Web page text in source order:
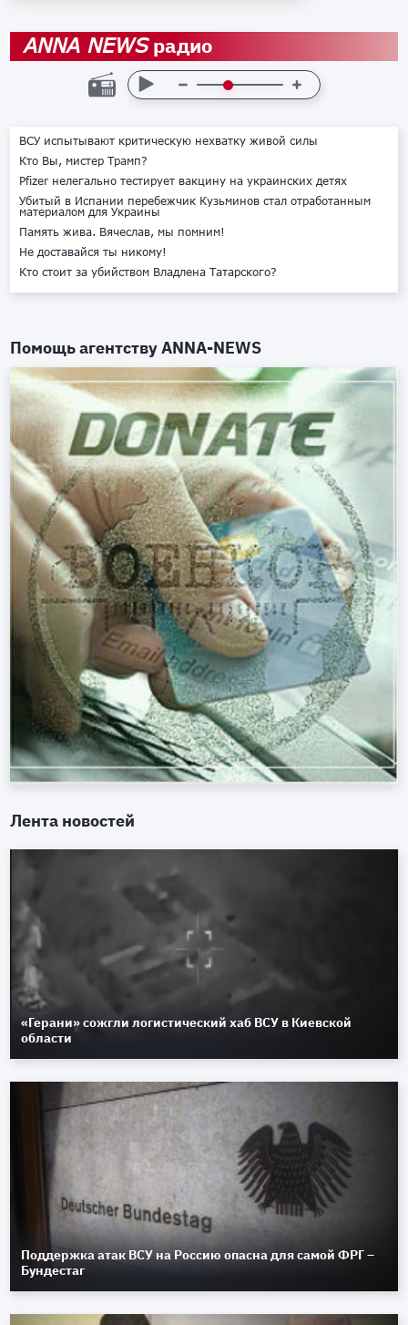
ANNA NEWSрадио
ВСУ испытывают критическую нехватку живой силы
Кто Вы, мистер Трамп?
Pfizer нелегально тестирует вакцину на украинских детях
Убитый в Испании перебежчик Кузьминов стал отработанным
материалом для Украины
Память жива. Вячеслав, мы помним!
Не доставайся ты никому!
Кто стоит за убийством Владлена Татарского?
Помощь агентствуANNA-NEWS
Лента новостей
«Герани» сожгли логистический хаб ВСУ в Киевской
области
Поддержка атак ВСУ на Россию опасна для самой ФРГ –
Бундестаг